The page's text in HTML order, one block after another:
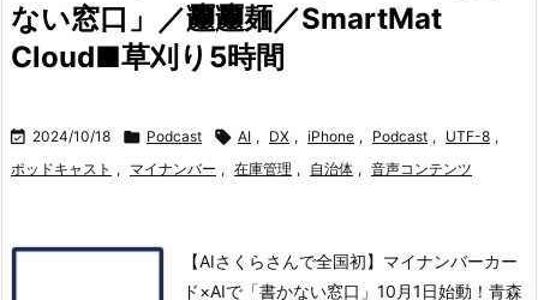
ない窓口」／𰻞𰻞麺／SmartMat
Cloud■草刈り5時間
 2024/10/18  Podcast  AI , DX , iPhone , Podcast , UTF-8 ,
ポッドキャスト , マイナンバー , 在庫管理 , 自治体 , 音声コンテンツ
【AIさくらさんで全国初】マイナンバーカー
ド×AIで「書かない窓口」10月1日始動！青森